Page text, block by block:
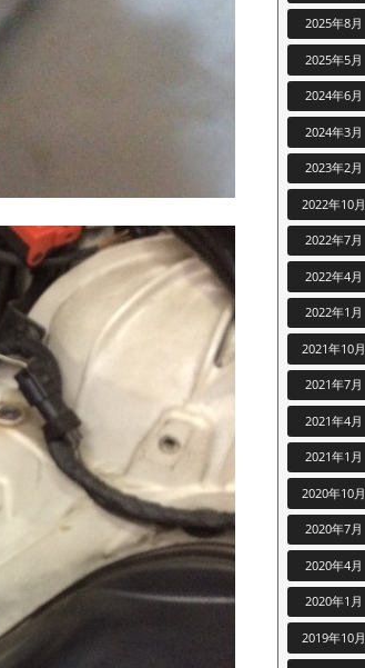
2025年8月
2025年5月
2024年6月
2024年3月
2023年2月
2022年10月
2022年7月
2022年4月
2022年1月
2021年10月
2021年7月
2021年4月
2021年1月
2020年10月
2020年7月
2020年4月
2020年1月
2019年10月